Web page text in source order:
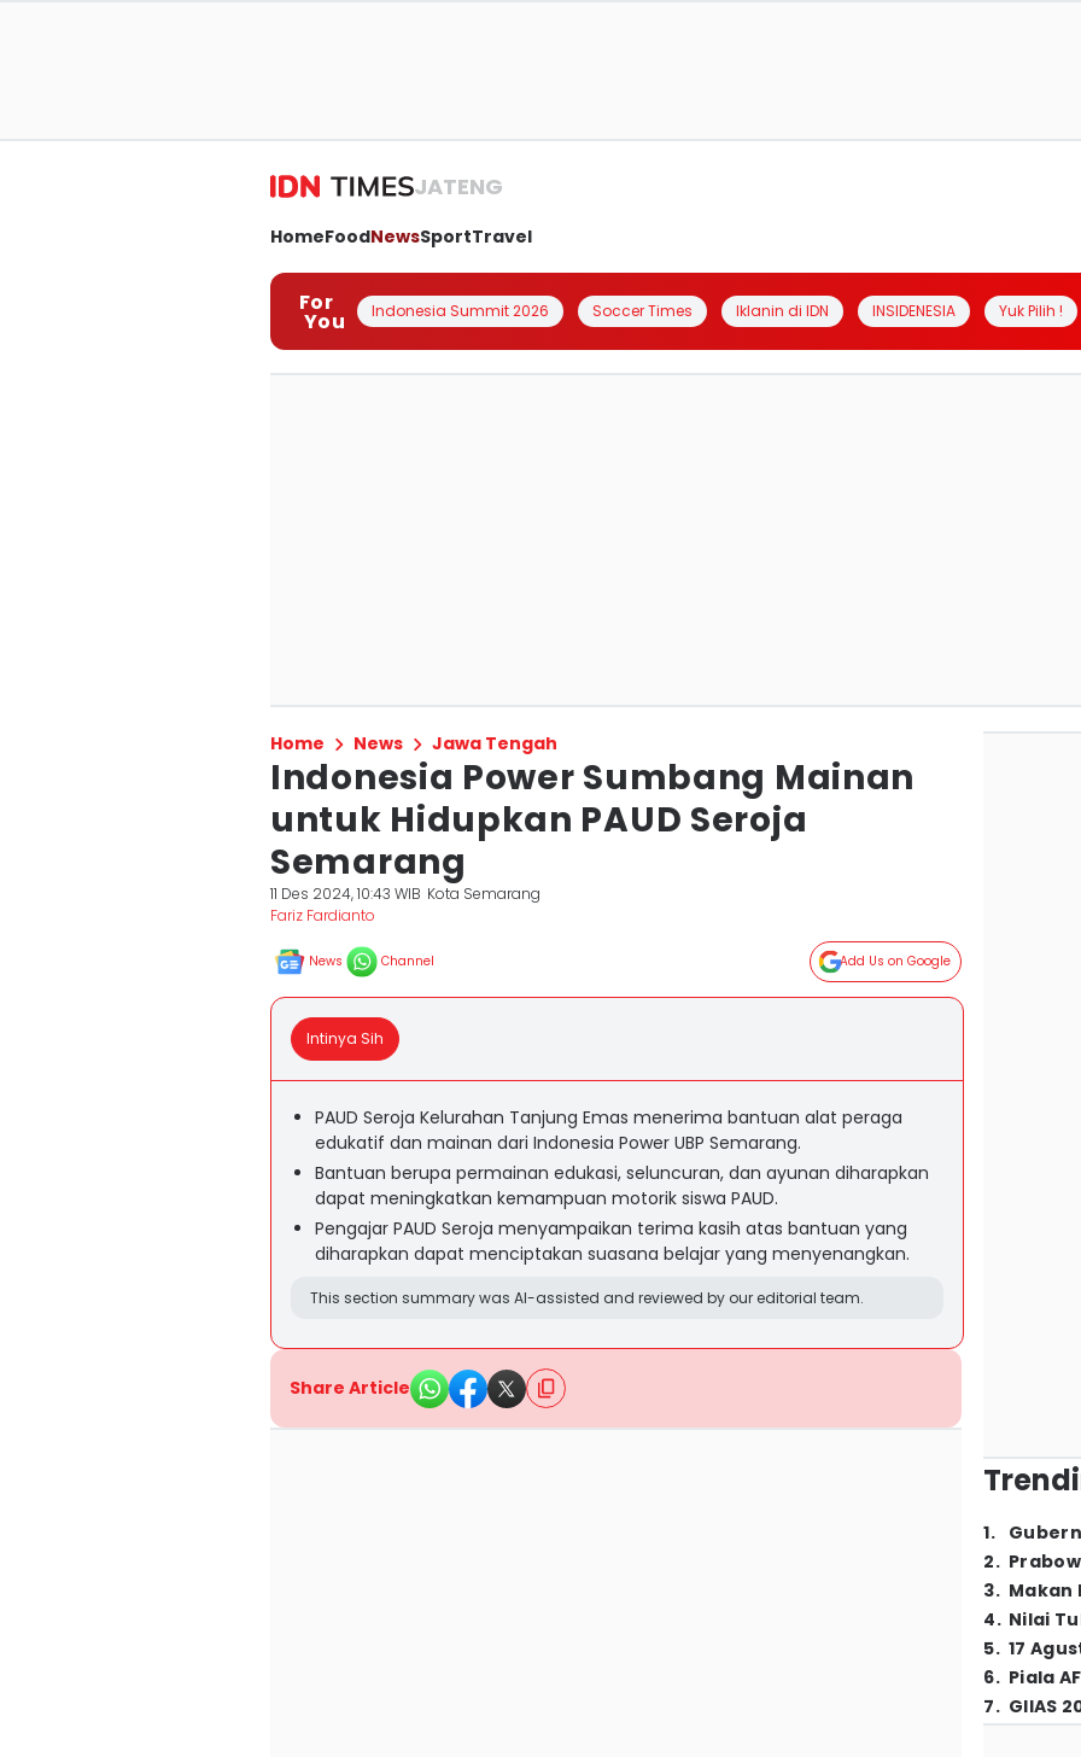
JATENG
HomeFoodNewsSportTravel
For
You Indonesia Summit 2026 Soccer Times Iklanin di IDN INSIDENESIA Yuk Pilih !
Home News Jawa Tengah
Indonesia Power Sumbang Mainan
untuk Hidupkan PAUD Seroja
Semarang
11 Des 2024, 10:43 WIB Kota Semarang
Fariz Fardianto
News Channel Add Us on Google
Intinya Sih
PAUD Seroja Kelurahan Tanjung Emas menerima bantuan alat peraga
edukatif dan mainan dari Indonesia Power UBP Semarang.
Bantuan berupa permainan edukasi, seluncuran, dan ayunan diharapkan
dapat meningkatkan kemampuan motorik siswa PAUD.
Pengajar PAUD Seroja menyampaikan terima kasih atas bantuan yang
diharapkan dapat menciptakan suasana belajar yang menyenangkan.
This section summary was AI-assisted and reviewed by our editorial team.
Share Article
1.
2.
3. Makan
4. Nilai
5. 17
6. Piala
7. GIIAS